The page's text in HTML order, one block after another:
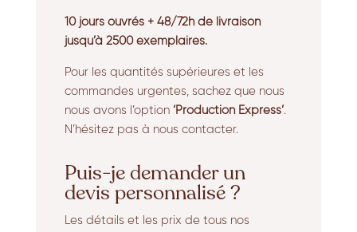
10 jours ouvrés + 48/72h de livraison
jusqu’à 2500 exemplaires.
Pour les quantités supérieures et les
commandes urgentes, sachez que nous
nous avons l’option ‘Production Express’.
N’hésitez pas à nous contacter.
Puis-je demander un
devis personnalisé ?
Les détails et les prix de tous nos